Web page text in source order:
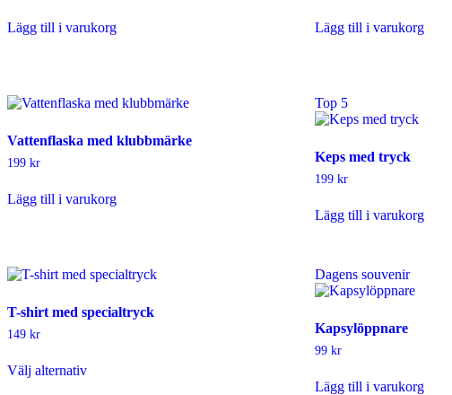
Lägg till i varukorg Lägg till i varukorg
Vattenflaska med klubbmärke
199 kr
Lägg till i varukorg
Top 5
Keps med tryck
199kr
Lägg till i varukorg
T-shirt med specialtryck
149 kr
Välj alternativhär
Dagens souvenir
Kapsylöppnare
99kr
Lägg till i varukorg